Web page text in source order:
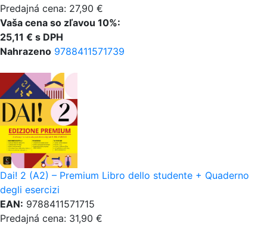
Predajná cena: 27,90 €
Vaša cena so zľavou 10%:
25,11 € s DPH
Nahrazeno 9788411571739
Dai! 2 (A2) – Premium Libro dello studente + Quaderno
degli esercizi
EAN: 9788411571715
Predajná cena: 31,90 €